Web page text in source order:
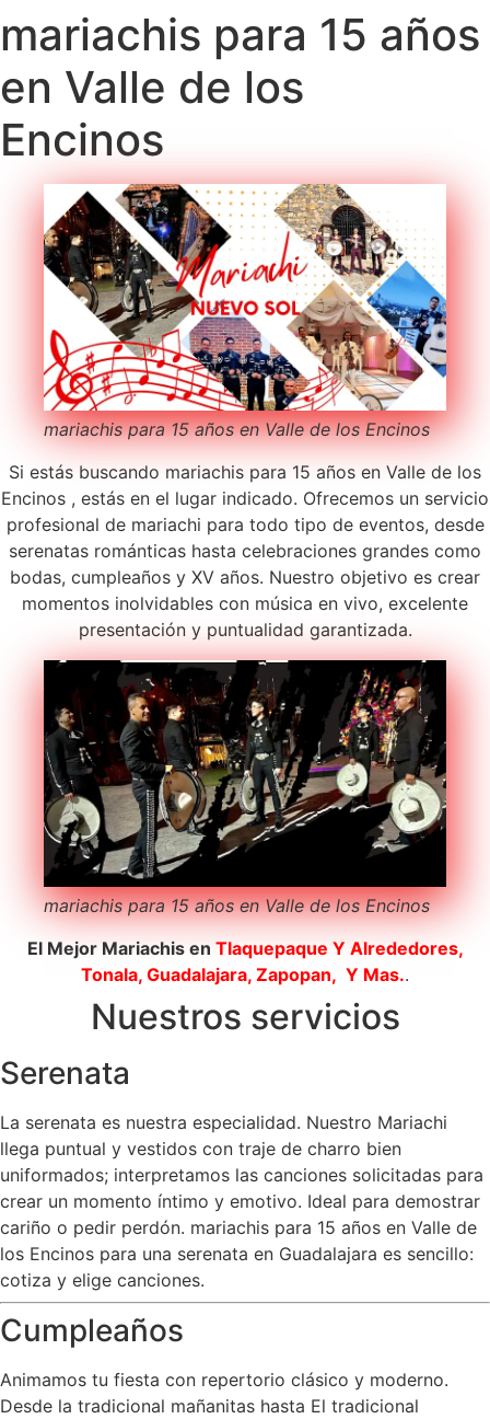
mariachis para 15 años
en Valle de los
Encinos
mariachis para 15 años en Valle de los Encinos
Si estás buscando mariachis para 15 años en Valle de los
Encinos , estás en el lugar indicado. Ofrecemos un servicio
profesional de mariachi para todo tipo de eventos, desde
serenatas románticas hasta celebraciones grandes como
bodas, cumpleaños y XV años. Nuestro objetivo es crear
momentos inolvidables con música en vivo, excelente
presentación y puntualidad garantizada.
mariachis para 15 años en Valle de los Encinos
El Mejor Mariachis en Tlaquepaque Y Alrededores,
Tonala, Guadalajara, Zapopan, Y Mas..
Nuestros servicios
Serenata
La serenata es nuestra especialidad. Nuestro Mariachi
llega puntual y vestidos con traje de charro bien
uniformados; interpretamos las canciones solicitadas para
crear un momento íntimo y emotivo. Ideal para demostrar
cariño o pedir perdón. mariachis para 15 años en Valle de
los Encinos para una serenata en Guadalajara es sencillo:
cotiza y elige canciones.
Cumpleaños
Animamos tu fiesta con repertorio clásico y moderno.
Desde la tradicional mañanitas hasta El tradicional